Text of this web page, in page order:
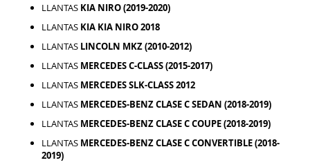
LLANTAS KIA NIRO (2019-2020)
LLANTAS KIA KIA NIRO 2018
LLANTAS LINCOLN MKZ (2010-2012)
LLANTAS MERCEDES C-CLASS (2015-2017)
LLANTAS MERCEDES SLK-CLASS 2012
LLANTAS MERCEDES-BENZ CLASE C SEDAN (2018-2019)
LLANTAS MERCEDES-BENZ CLASE C COUPE (2018-2019)
LLANTAS MERCEDES-BENZ CLASE C CONVERTIBLE (2018-
2019)